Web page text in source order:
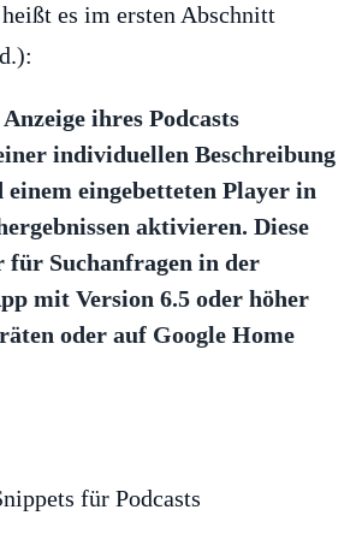
heißt es im ersten Abschnitt
ihres Podcasts
individuellen Beschreibung
einem eingebetteten Player in
aktivieren. Diese
Suchanfragen in der
mit Version 6.5 oder höher
oder auf Google Home